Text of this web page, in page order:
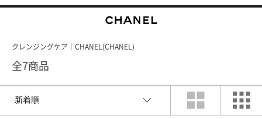
クレンジングケア｜CHANEL(CHANEL)
全7商品